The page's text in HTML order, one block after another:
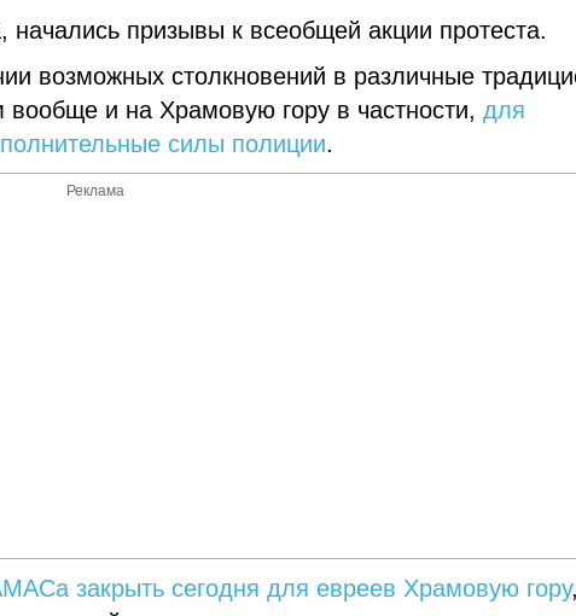
призывы к всеобщей акции протеста.
возможных столкновений в различные
вообще и на Храмовую гору в частности,для
силы полиции.
Реклама
закрыть сегодня для евреев Храмовую гору,